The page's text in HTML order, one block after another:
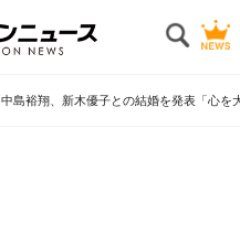
中島裕翔、新木優子との結婚を発表「心